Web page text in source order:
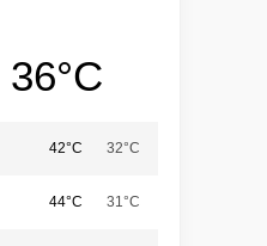
36°C
42°C 32°C
44°C 31°C